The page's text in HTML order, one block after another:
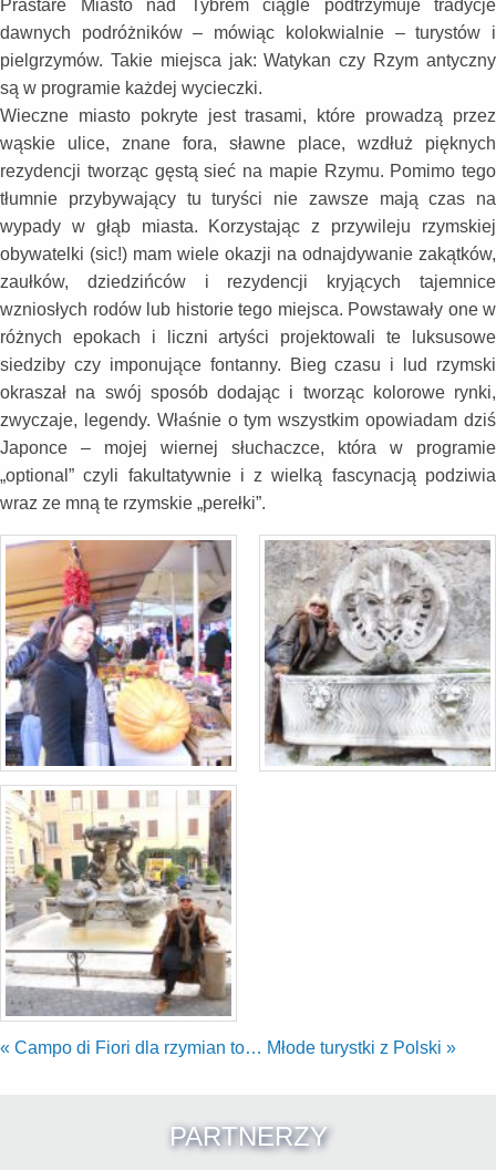
Prastare Miasto nad Tybrem ciągle podtrzymuje tradycje
dawnych podróżników – mówiąc kolokwialnie – turystów i
pielgrzymów. Takie miejsca jak: Watykan czy Rzym antyczny
są w programie każdej wycieczki.
Wieczne miasto pokryte jest trasami, które prowadzą przez
wąskie ulice, znane fora, sławne place, wzdłuż pięknych
rezydencji tworząc gęstą sieć na mapie Rzymu. Pomimo tego
tłumnie przybywający tu turyści nie zawsze mają czas na
wypady w głąb miasta. Korzystając z przywileju rzymskiej
obywatelki (sic!) mam wiele okazji na odnajdywanie zakątków,
zaułków, dziedzińców i rezydencji kryjących tajemnice
wzniosłych rodów lub historie tego miejsca. Powstawały one w
różnych epokach i liczni artyści projektowali te luksusowe
siedziby czy imponujące fontanny. Bieg czasu i lud rzymski
okraszał na swój sposób dodając i tworząc kolorowe rynki,
zwyczaje, legendy. Właśnie o tym wszystkim opowiadam dziś
Japonce – mojej wiernej słuchaczce, która w programie
„optional” czyli fakultatywnie i z wielką fascynacją podziwia
wraz ze mną te rzymskie „perełki”.
« Campo di Fiori dla rzymian to… Młode turystki z Polski »
PARTNERZY